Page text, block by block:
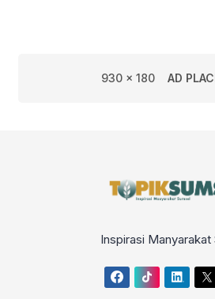
930 x 180 AD
Inspirasi Manyarakat